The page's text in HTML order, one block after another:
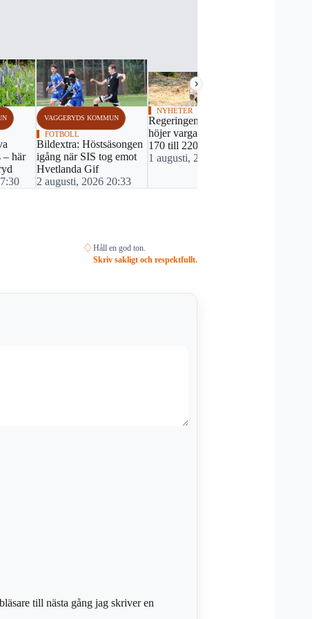
›
– här
VAGGERYDS KOMMUN
FOTBOLL
Bildextra: Höstsäsongen
igång när SIS tog emot
Hvetlanda Gif
2 augusti, 2026 20:33
NYHETER
Regeringen backar –
höjer vargantalet från
170 till 220
1 augusti, 2026 12:27
♢ Håll en god ton.
Skriv sakligt och respektfullt.
till nästa gång jag skriver en